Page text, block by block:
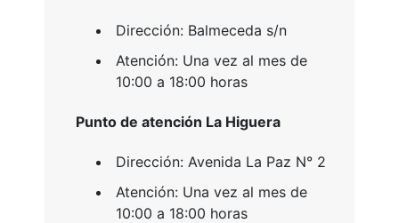
Dirección: Balmeceda s/n
Atención: Una vez al mes de
10:00 a 18:00 horas
Punto de atención La Higuera
Dirección: Avenida La Paz N° 2
Atención: Una vez al mes de
10:00 a 18:00 horas